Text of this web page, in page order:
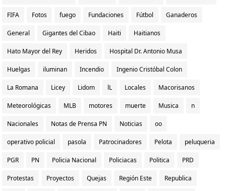
FIFA Fotos fuego Fundaciones Fútbol Ganaderos
General Gigantes del Cibao Haiti Haitianos
Hato Mayor del Rey Heridos Hospital Dr. Antonio Musa
Huelgas iluminan Incendio Ingenio Cristóbal Colon
La Romana Licey Lidom lL Locales Macorisanos
Meteorológicas MLB motores muerte Musica n
Nacionales Notas de Prensa PN Noticias oo
operativo policial pasola Patrocinadores Pelota peluqueria
PGR PN Policia Nacional Policiacas Politica PRD
Protestas Proyectos Quejas Región Este Republica